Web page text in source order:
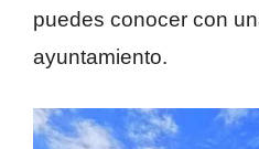
puedes conocer con
ayuntamiento.